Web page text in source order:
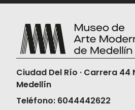
Ciudad Del Río · Carrera 44
Medellín
Teléfono: 6044442622